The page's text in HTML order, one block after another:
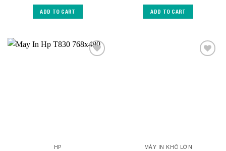
ADD TO CART ADD TO CART
HP MÁY IN KHỔ LỚN